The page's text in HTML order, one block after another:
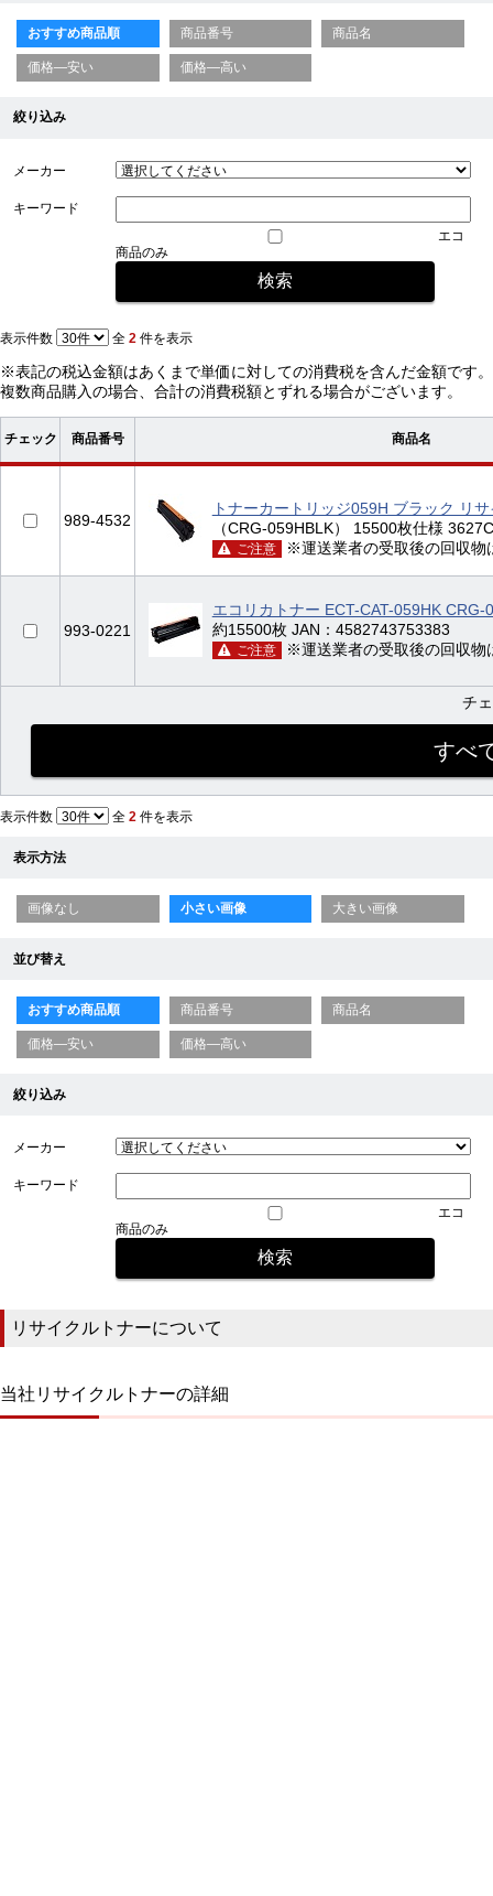
おすすめ商品順 商品番号 商品名
価格—安い 価格—高い
絞り込み
メーカー
キーワード
エコ
商品のみ
表示件数 全 2 件を表示
※表記の税込金額はあくまで単価に対しての消費税を含んだ金額です。
複数商品購入の場合、合計の消費税額とずれる場合がございます。
チェック 商品番号 商品名
989-4532
トナーカートリッジ059H ブラック リ
（CRG-059HBLK） 15500枚仕様
ご注意 ※運送業者の受取後の回収
993-0221
エコリカトナー ECT-CAT-059HK CRG-
約15500枚 JAN：4582743753383
ご注意 ※運送業者の受取後の回収
チ
表示件数 全 2 件を表示
表示方法
画像なし 小さい画像 大きい画像
並び替え
おすすめ商品順 商品番号 商品名
価格—安い 価格—高い
絞り込み
メーカー
キーワード
エコ
商品のみ
リサイクルトナーについて
当社リサイクルトナーの詳細